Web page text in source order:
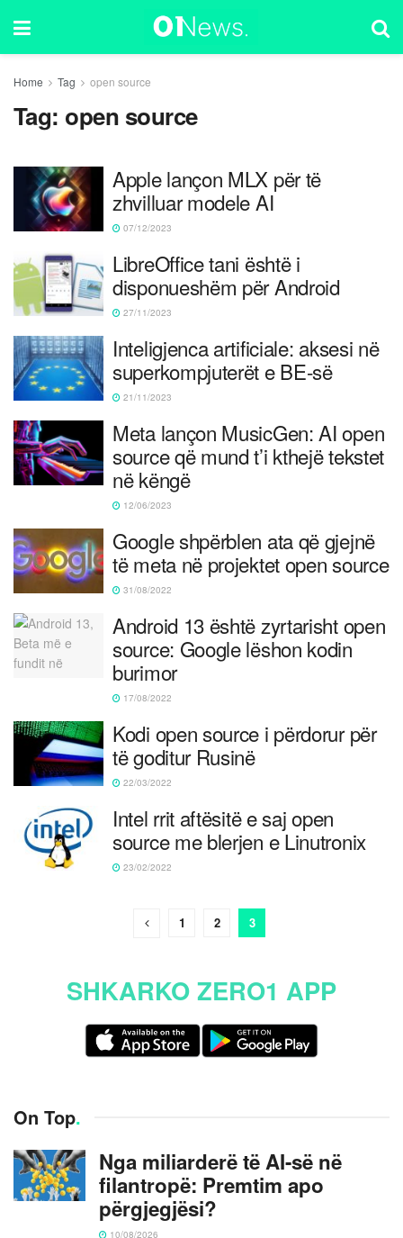
Home Tag open source
Tag: open source
Apple lançon MLX për të
zhvilluar modele AI
07/12/2023
LibreOffice tani është i
disponueshëm për Android
27/11/2023
Inteligjenca artificiale: aksesi në
superkompjuterët e BE-së
21/11/2023
Meta lançon MusicGen: AI open
source që mund t’i kthejë tekstet
në këngë
12/06/2023
Google shpërblen ata që gjejnë
të meta në projektet open source
31/08/2022
Android 13 është zyrtarisht open
source: Google lëshon kodin
burimor
17/08/2022
Kodi open source i përdorur për
të goditur Rusinë
22/03/2022
Intel rrit aftësitë e saj open
source me blerjen e Linutronix
23/02/2022
1 2 3
SHKARKO ZERO1 APP
On Top.
Nga miliarderë të AI-së në
filantropë: Premtim apo
përgjegjësi?
10/08/2026